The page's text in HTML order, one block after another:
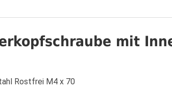
mit
Rostfrei M4 x 70